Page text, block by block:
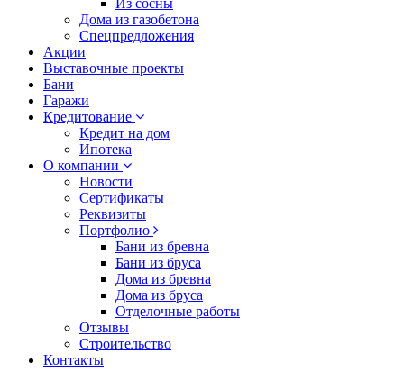
Из сосны
Дома из газобетона
Спецпредложения
Акции
Выставочные проекты
Бани
Гаражи
Кредитование
Кредит на дом
Ипотека
О компании
Новости
Сертификаты
Реквизиты
Портфолио
Бани из бревна
Бани из бруса
Дома из бревна
Дома из бруса
Отделочные работы
Отзывы
Строительство
Контакты